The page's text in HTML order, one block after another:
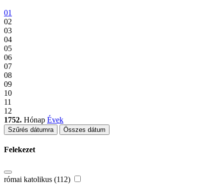
01
02
03
04
05
06
07
08
09
10
11
12
1752. Hónap Évek
Szűrés dátumra Összes dátum
Felekezet
római katolikus (112)